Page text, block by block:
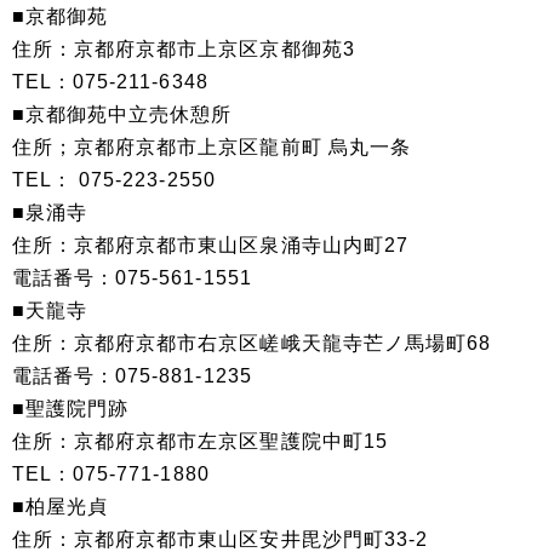
■京都御苑
住所：京都府京都市上京区京都御苑3
TEL：075-211-6348
■京都御苑中立売休憩所
住所；京都府京都市上京区龍前町 烏丸一条
TEL： 075-223-2550
■泉涌寺
住所：京都府京都市東山区泉涌寺山内町27
電話番号：075-561-1551
■天龍寺
住所：京都府京都市右京区嵯峨天龍寺芒ノ馬場町68
電話番号：075-881-1235
■聖護院門跡
住所：京都府京都市左京区聖護院中町15
TEL：075-771-1880
■柏屋光貞
住所：京都府京都市東山区安井毘沙門町33-2